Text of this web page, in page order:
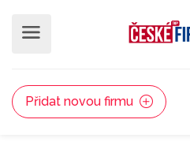
Přidat novou firmu